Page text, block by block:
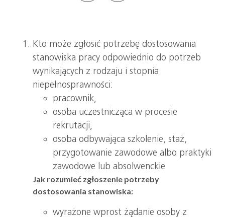
Kto może zgłosić potrzebę dostosowania
stanowiska pracy odpowiednio do potrzeb
wynikających z rodzaju i stopnia
niepełnosprawności:
pracownik,
osoba uczestnicząca w procesie
rekrutacji,
osoba odbywająca szkolenie, staż,
przygotowanie zawodowe albo praktyki
zawodowe lub absolwenckie
Jak rozumieć zgłoszenie potrzeby
dostosowania stanowiska:
wyrażone wprost żądanie osoby z